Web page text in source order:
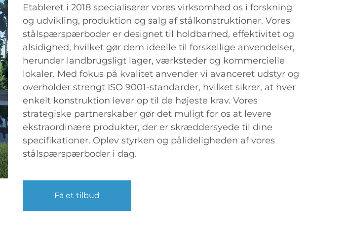
Etableret i 2018 specialiserer vores virksomhed os i forskning
og udvikling, produktion og salg af stålkonstruktioner. Vores
stålspærspærboder er designet til holdbarhed, effektivitet og
alsidighed, hvilket gør dem ideelle til forskellige anvendelser,
herunder landbrugsligt lager, værksteder og kommercielle
lokaler. Med fokus på kvalitet anvender vi avanceret udstyr og
overholder strengt ISO 9001-standarder, hvilket sikrer, at hver
enkelt konstruktion lever op til de højeste krav. Vores
strategiske partnerskaber gør det muligt for os at levere
ekstraordinære produkter, der er skræddersyede til dine
specifikationer. Oplev styrken og pålideligheden af vores
stålspærspærboder i dag.
Få et tilbud